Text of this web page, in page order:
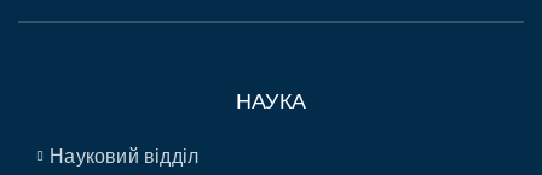
НАУКА
Науковий відділ